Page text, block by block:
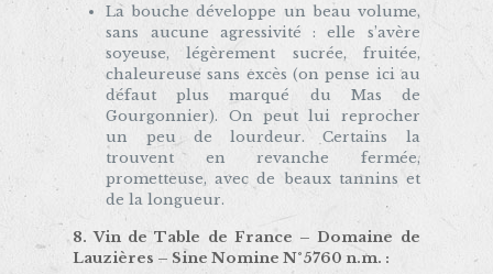
La bouche développe un beau volume,
sans aucune agressivité : elle s’avère
soyeuse, légèrement sucrée, fruitée,
chaleureuse sans excès (on pense ici au
défaut plus marqué du Mas de
Gourgonnier). On peut lui reprocher
un peu de lourdeur. Certains la
trouvent en revanche fermée,
prometteuse, avec de beaux tannins et
de la longueur.
8. Vin de Table de France – Domaine de
Lauzières – Sine Nomine N°5760 n.m. :